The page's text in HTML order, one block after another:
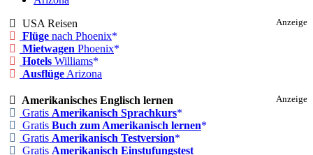
Anzeige
USA Reisen
Flüge nach Phoenix
Mietwagen Phoenix
Hotels Williams
Ausflüge Arizona
Anzeige
Amerikanisches Englisch lernen
Gratis Amerikanisch Sprachkurs
Gratis Buch zum Amerikanisch lernen
Gratis Amerikanisch Testversion
Gratis Amerikanisch Einstufungstest